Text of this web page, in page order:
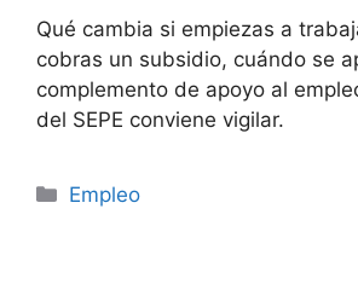
Qué cambia si empiezas a
cobras un subsidio, cuándo se
complemento de apoyo al
del SEPE conviene vigilar.
Categorías
Empleo